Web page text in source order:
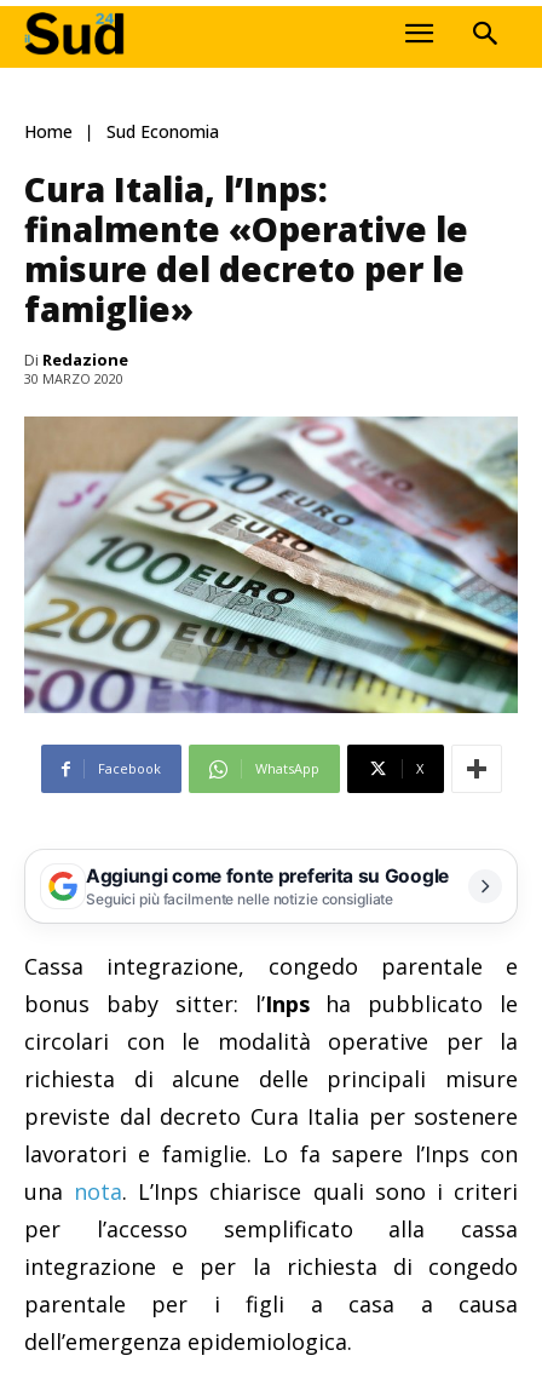
Home Sud Economia
Cura Italia, l’Inps:
finalmente «Operative le
misure del decreto per le
famiglie»
Di Redazione
30 MARZO 2020
Facebook WhatsApp X
Aggiungi come fonte preferita su Google
Seguici più facilmente nelle notizie consigliate
Cassa integrazione, congedo parentale e
bonus baby sitter: l’Inpsha pubblicato le
circolari con le modalità operative per la
richiesta di alcune delle principali misure
previste dal decreto Cura Italia per sostenere
lavoratori e famiglie. Lo fa sapere l’Inps con
una nota. L’Inps chiarisce quali sono i criteri
per l’accesso semplificato alla cassa
integrazione e per la richiesta di congedo
parentale per i figli a casa a causa
dell’emergenza epidemiologica.